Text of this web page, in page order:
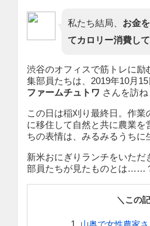
私たち結局、 お金
てカロリー消費し
渋谷のオフィスで筋トレに
集部員たちは、2019年10月
ファームチュトワ さんを訪ね
この日は稲刈り最終日。作
に移住して自然と共に農業を
ちの表情は、みるみるうちに
新米おにぎりランチをいた
部員たちが見たものとは……
＼この